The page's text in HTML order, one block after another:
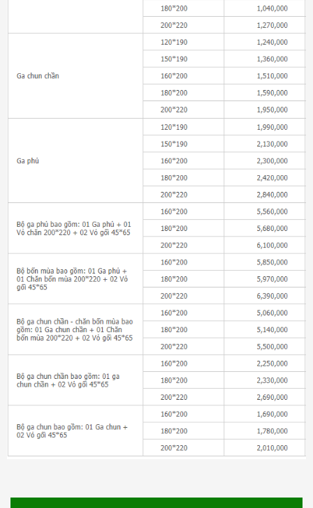
Đệm bông ép Artemis
6.200.000₫
Đệm bông ép Everon
1.771.000₫
Đệm than hoạt tính Everon
4.136.000₫